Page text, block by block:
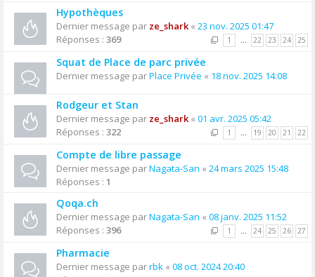
Hypothèques
Dernier message par ze_shark« 23 nov. 2025 01:47
Réponses : 369 1 … 22 23 24 25
Squat de Place de parc privée
Dernier message parPlace Privée « 18 nov. 2025 14:08
Rodgeur et Stan
Dernier message par ze_shark« 01 avr. 2025 05:42
Réponses : 322 1 … 19 20 21 22
Compte de libre passage
Dernier message parNagata-San « 24 mars 2025 15:48
Réponses : 1
Qoqa.ch
Dernier message parNagata-San « 08 janv. 2025 11:52
Réponses : 396 1 … 24 25 26 27
Pharmacie
Dernier message parrbk « 08 oct. 2024 20:40